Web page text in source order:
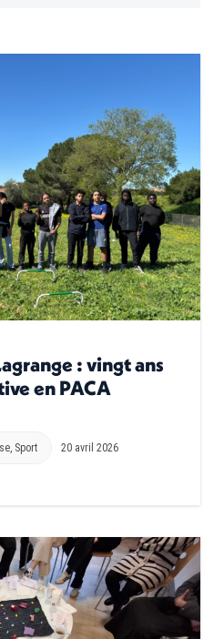
: vingt ans
en PACA
, Sport 20 avril 2026